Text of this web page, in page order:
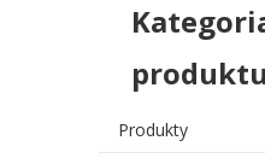
produktu
Produkty